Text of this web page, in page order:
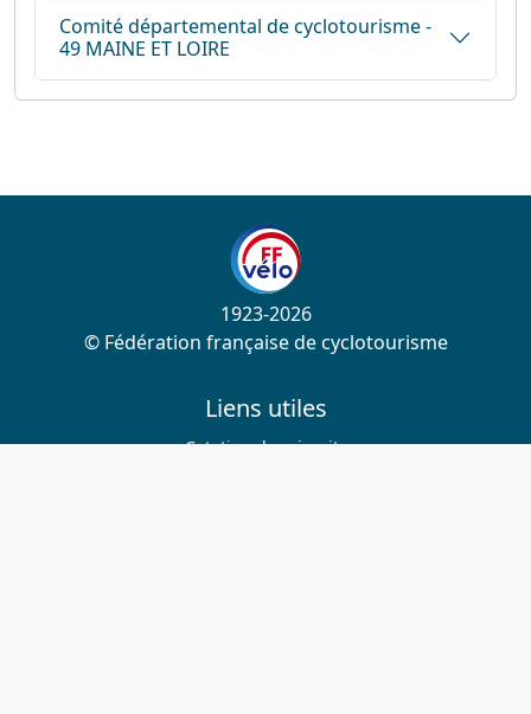
Comité départemental de cyclotourisme -
49 MAINE ET LOIRE
1923-2026
© Fédération française de cyclotourisme
Liens utiles
Cotation des circuits